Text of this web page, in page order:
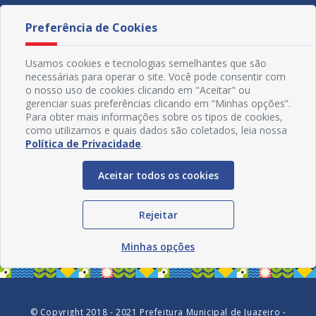
© Copyright 2018 - 2021 Prefeitura Municipal de Juazeiro -
Preferência de Cookies
Usamos cookies e tecnologias semelhantes que são
necessárias para operar o site. Você pode consentir com
o nosso uso de cookies clicando em "Aceitar" ou
gerenciar suas preferências clicando em “Minhas opções”.
Para obter mais informações sobre os tipos de cookies,
como utilizamos e quais dados são coletados, leia nossa
Política de Privacidade.
Aceitar todos os cookies
Rejeitar
Minhas opções